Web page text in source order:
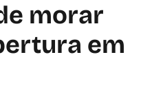
morar
em